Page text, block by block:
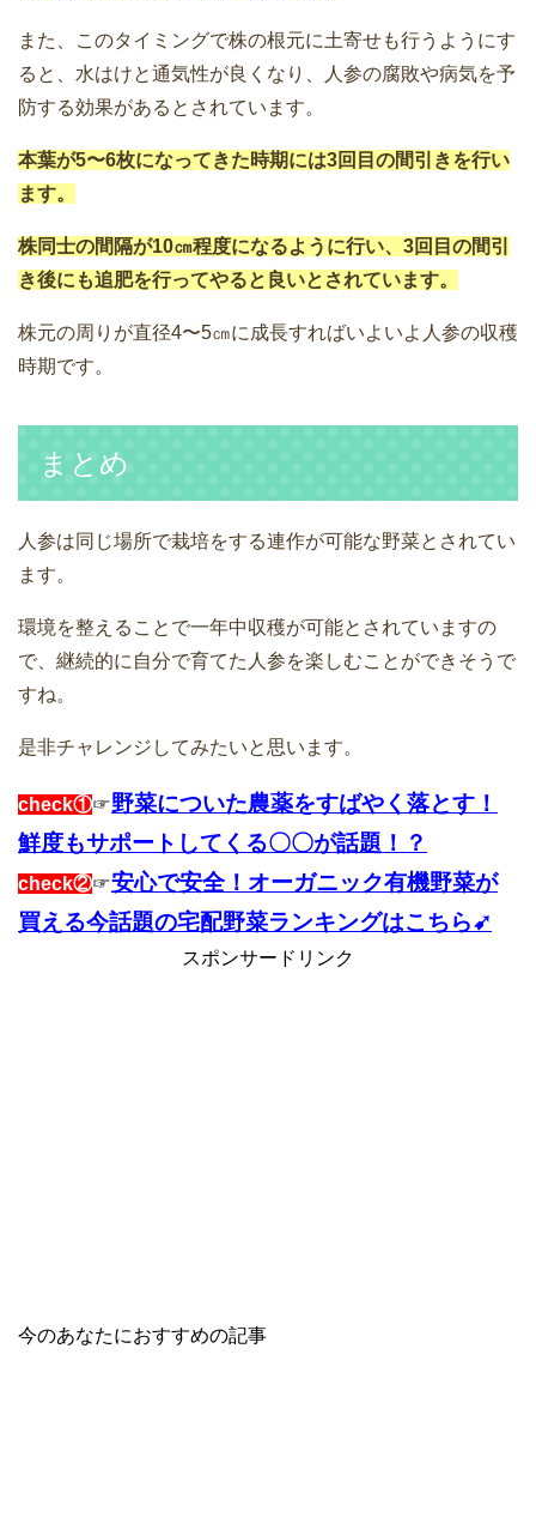
また、このタイミングで株の根元に土寄せも行うようにす
ると、水はけと通気性が良くなり、人参の腐敗や病気を予
防する効果があるとされています。
本葉が5〜6枚になってきた時期には3回目の間引きを行い
ます。
株同士の間隔が10㎝程度になるように行い、3回目の間引
き後にも追肥を行ってやると良いとされています。
株元の周りが直径4〜5㎝に成長すればいよいよ人参の収穫
時期です。
まとめ
人参は同じ場所で栽培をする連作が可能な野菜とされてい
ます。
環境を整えることで一年中収穫が可能とされていますの
で、継続的に自分で育てた人参を楽しむことができそうで
すね。
是非チャレンジしてみたいと思います。
check①☞野菜についた農薬をすばやく落とす！
鮮度もサポートしてくる〇〇が話題！？
check②☞安心で安全！オーガニック有機野菜が
買える今話題の宅配野菜ランキングはこちら➹
スポンサードリンク
今のあなたにおすすめの記事